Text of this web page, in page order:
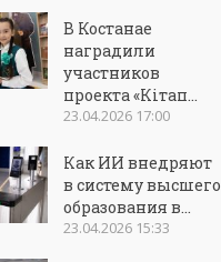
В Костанае
наградили
участников
проекта «Кітап...
23.04.2026 17:00
Как ИИ внедряют
в систему высшего
образования в...
23.04.2026 15:33